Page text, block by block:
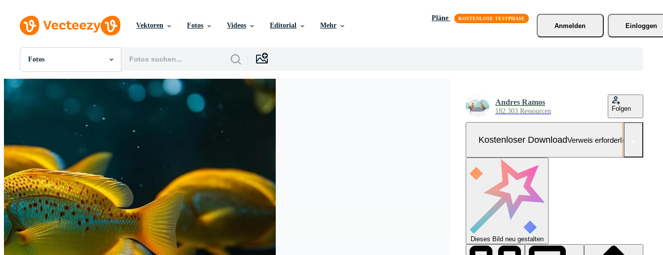
Vektoren Fotos Videos Editorial Mehr
Pläne
Anmelden
Einloggen
Fotos
Alle Bilder
Motion Graphics
Redaktionelle Bilder
Redaktionelle Ereignisse
Andres Ramos
182.303 Ressourcen Folgen
Kostenloser DownloadVerweis erforderlich
Dieses Bild neu gestalten